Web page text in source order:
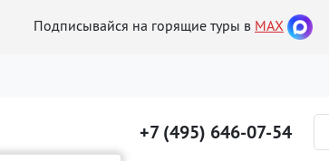
Подписывайся на горящие туры в MAX
+7 (495) 646-07-54